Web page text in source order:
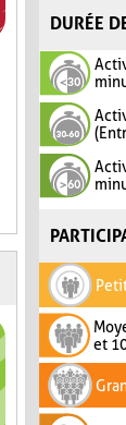
DURÉE
et